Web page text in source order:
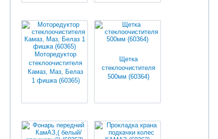
менеджеров
менеджеров
Моторедуктор
стеклоочистителя
Камаз, Маз, Белаз
1 фишка (60365)
менеджеров
Щетка
стеклоочистителя
500мм (60364)
менеджеров